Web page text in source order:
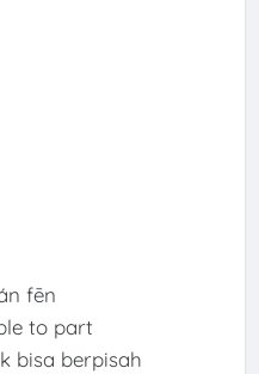
fēn
to part
bisa berpisah